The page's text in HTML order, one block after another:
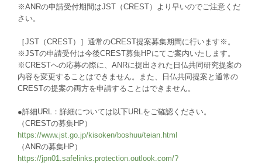
※ANRの申請受付期間はJST（CREST）より早いのでご注意くだ
さい。
［JST（CREST）］通常のCREST提案募集期間に行います※。
※JSTの申請受付は今後CREST募集HPにてご案内いたします。
※CRESTへの応募の際に、ANRに提出された日仏共同研究提案の
内容を変更することはできません。また、日仏共同提案と通常の
CRESTの提案の両方を申請することはできません。
●詳細URL：詳細については以下URLをご確認ください。
（CRESTの募集HP）
https://www.jst.go.jp/kisoken/boshuu/teian.html
（ANRの募集HP）
https://jpn01.safelinks.protection.outlook.com/?